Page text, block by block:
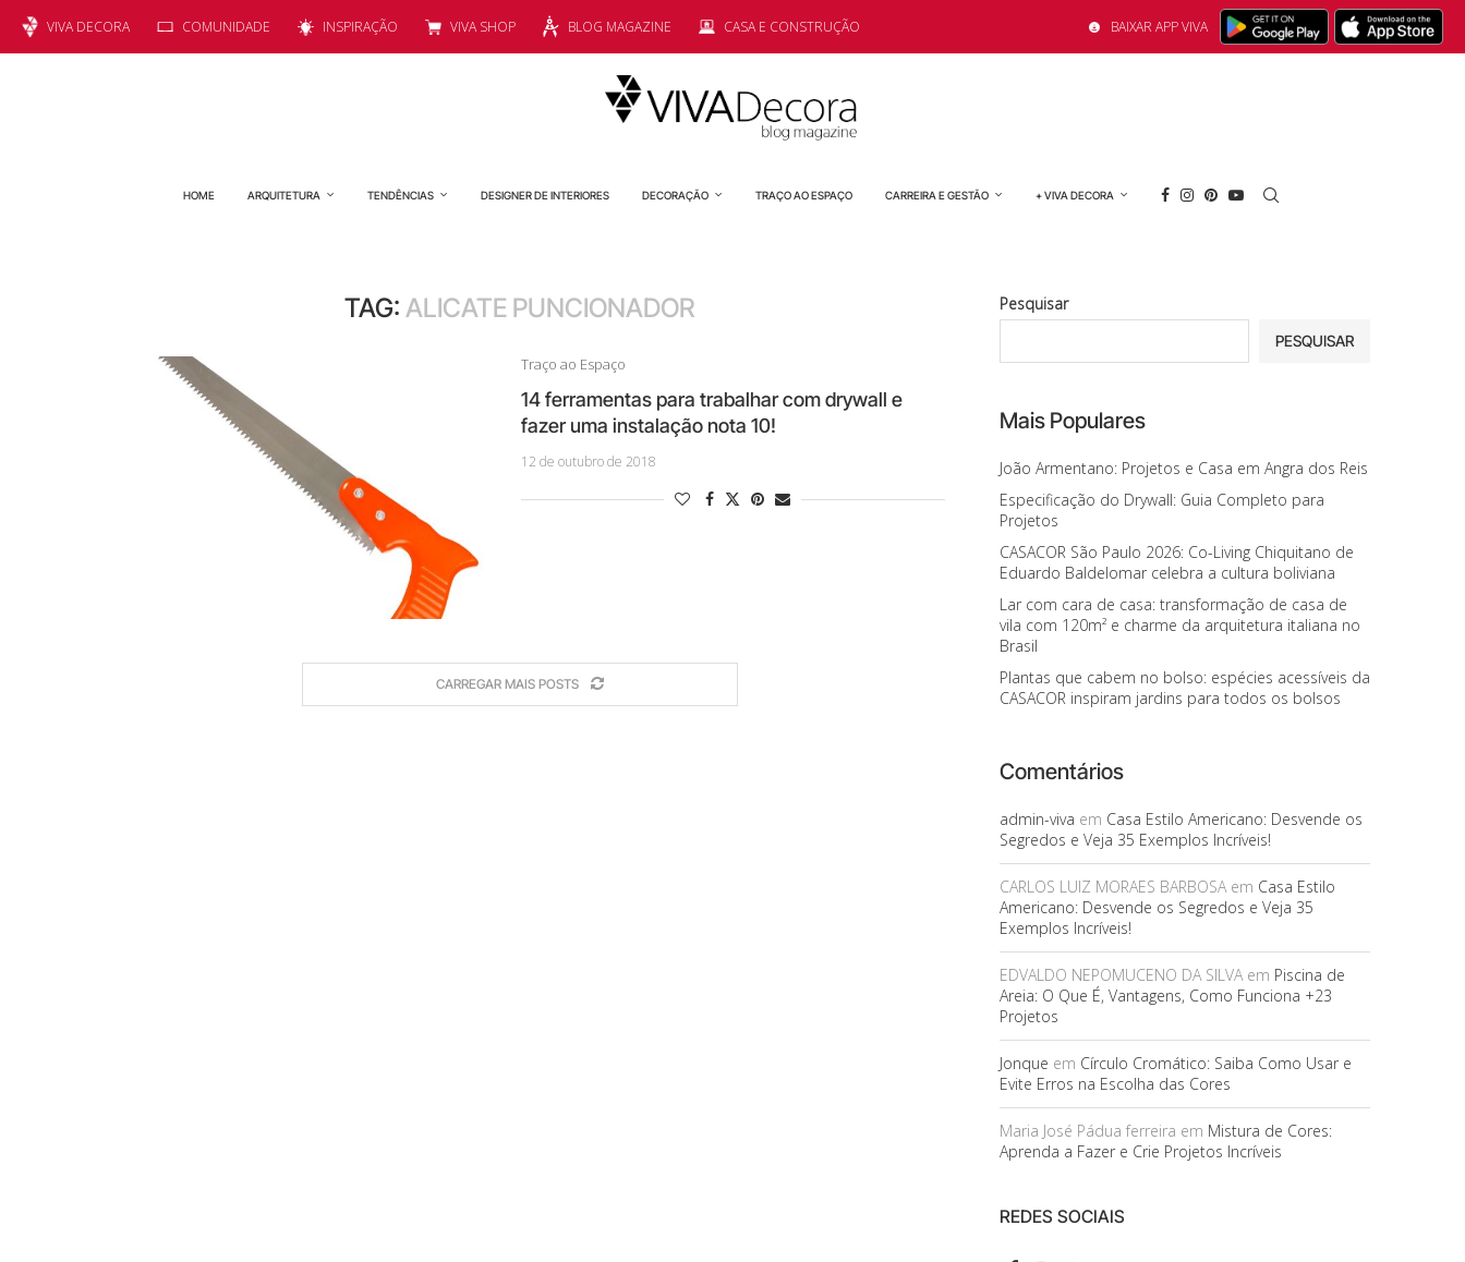
VIVA DECORA COMUNIDADE INSPIRAÇÃO VIVA SHOP BLOG MAGAZINE CASA E CONSTRUÇÃO BAIXAR APP VIVA
HOME ARQUITETURA TENDÊNCIAS DESIGNER DE INTERIORES DECORAÇÃO TRAÇO AO ESPAÇO CARREIRA E GESTÃO + VIVA DECORA
TAG:ALICATE PUNCIONADOR
Traço ao Espaço
14 ferramentas para trabalhar com drywall e
fazer uma instalação nota 10!
12 de outubro de 2018
CARREGAR MAIS POSTS
Pesquisar
PESQUISAR
Mais Populares
João Armentano: Projetos e Casa em Angra dos Reis
Especificação do Drywall: Guia Completo para
Projetos
CASACOR São Paulo 2026: Co-Living Chiquitano de
Eduardo Baldelomar celebra a cultura boliviana
Lar com cara de casa: transformação de casa de
vila com 120m² e charme da arquitetura italiana no
Brasil
Plantas que cabem no bolso: espécies acessíveis da
CASACOR inspiram jardins para todos os bolsos
Comentários
admin-viva em Casa Estilo Americano: Desvende os
Segredos e Veja 35 Exemplos Incríveis!
CARLOS LUIZ MORAES BARBOSAem Casa Estilo
Americano: Desvende os Segredos e Veja 35
Exemplos Incríveis!
EDVALDO NEPOMUCENO DA SILVAem Piscina de
Areia: O Que É, Vantagens, Como Funciona +23
Projetos
Jonque em Círculo Cromático: Saiba Como Usar e
Evite Erros na Escolha das Cores
Maria José Pádua ferreira em Mistura de Cores:
Aprenda a Fazer e Crie Projetos Incríveis
REDES SOCIAIS